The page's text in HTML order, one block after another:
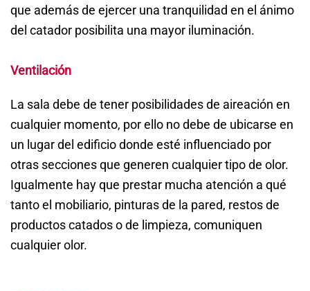
que además de ejercer una tranquilidad en el ánimo
del catador posibilita una mayor iluminación.
Ventilación
La sala debe de tener posibilidades de aireación en
cualquier momento, por ello no debe de ubicarse en
un lugar del edificio donde esté influenciado por
otras secciones que generen cualquier tipo de olor.
Igualmente hay que prestar mucha atención a qué
tanto el mobiliario, pinturas de la pared, restos de
productos catados o de limpieza, comuniquen
cualquier olor.